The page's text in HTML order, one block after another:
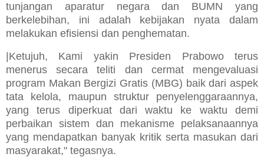
tunjangan aparatur negara dan BUMN yang
berkelebihan, ini adalah kebijakan nyata dalam
melakukan efisiensi dan penghematan.
|Ketujuh, Kami yakin Presiden Prabowo terus
menerus secara teliti dan cermat mengevaluasi
program Makan Bergizi Gratis (MBG) baik dari aspek
tata kelola, maupun struktur penyelenggaraannya,
yang terus diperkuat dari waktu ke waktu demi
perbaikan sistem dan mekanisme pelaksanaannya
yang mendapatkan banyak kritik serta masukan dari
masyarakat," tegasnya.